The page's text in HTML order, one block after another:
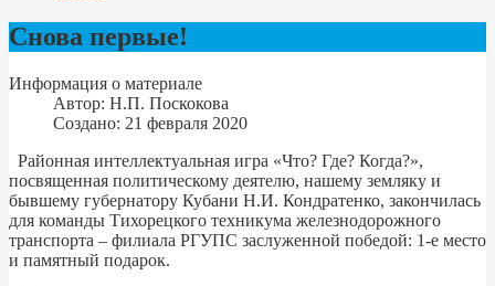
Снова первые!
Информация о материале
Автор: Н.П. Поскокова
Создано: 21 февраля 2020
Районная интеллектуальная игра «Что? Где? Когда?»,
посвященная политическому деятелю, нашему земляку и
бывшему губернатору Кубани Н.И. Кондратенко, закончилась
для команды Тихорецкого техникума железнодорожного
транспорта – филиала РГУПС заслуженной победой: 1-е место
и памятный подарок.